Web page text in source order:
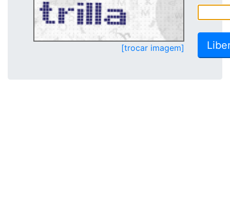
[trocar imagem]